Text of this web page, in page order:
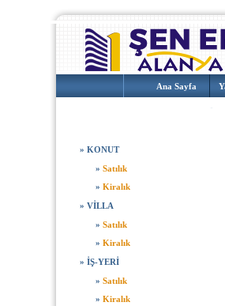
Ana Sayfa
» KONUT
» Satılık
» Kiralık
» VİLLA
» Satılık
» Kiralık
» İŞ-YERİ
» Satılık
» Kiralık